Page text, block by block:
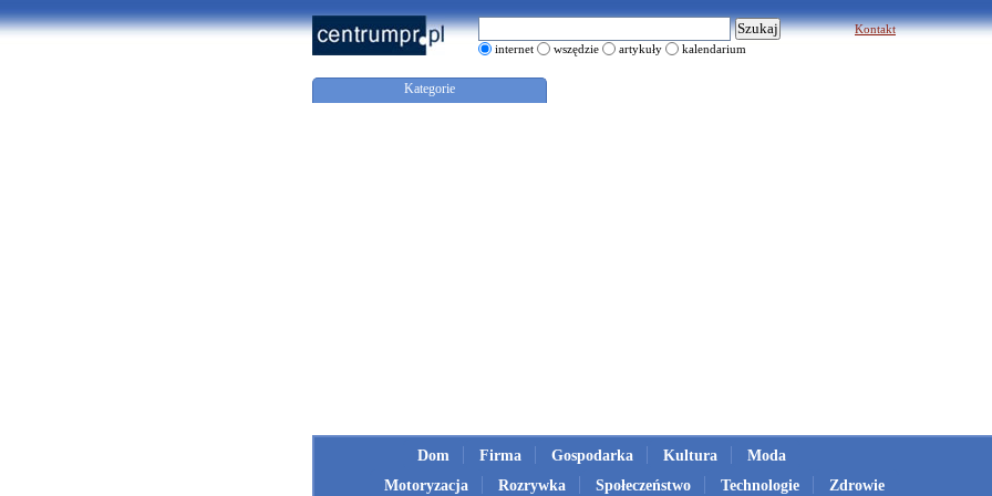
internet wszędzie artykuły kalendarium
Kontakt
Kategorie
Dom Firma Gospodarka Kultura
Moda
Motoryzacja
Rozrywka Społeczeństwo Technologie Zdrowie